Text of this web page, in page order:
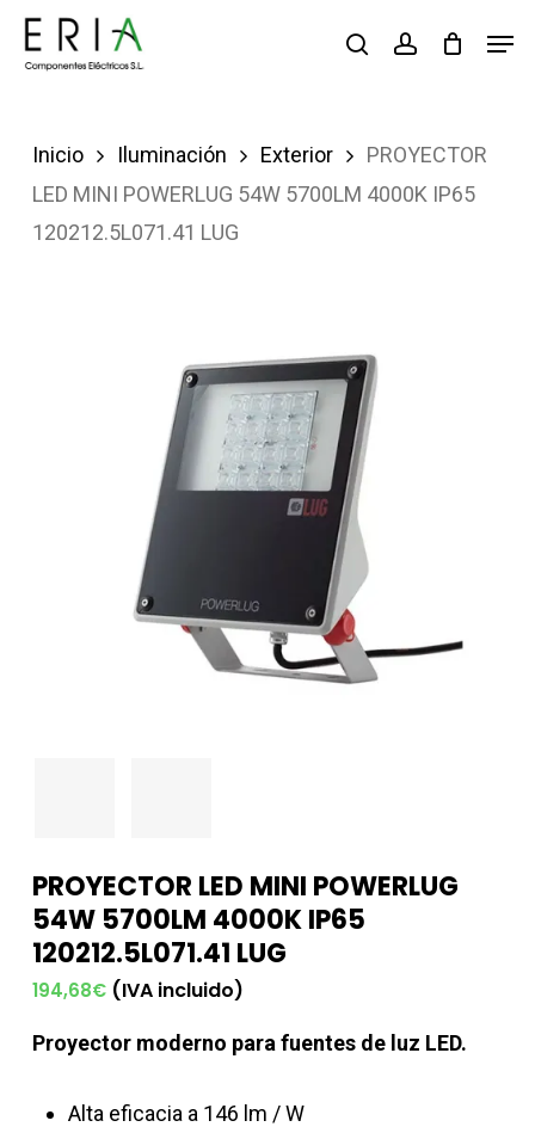
Saltar
buscaraccount
Inicio Iluminación Exterior
PROYECTOR
LED MINI POWERLUG 54W 5700LM 4000K IP65
120212.5L071.41 LUG
PROYECTOR LED MINI POWERLUG
54W 5700LM 4000K IP65
120212.5L071.41 LUG
194,68€ (IVA incluido)
Proyector moderno para fuentes de luz LED.
Alta eficacia a 146 lm / W